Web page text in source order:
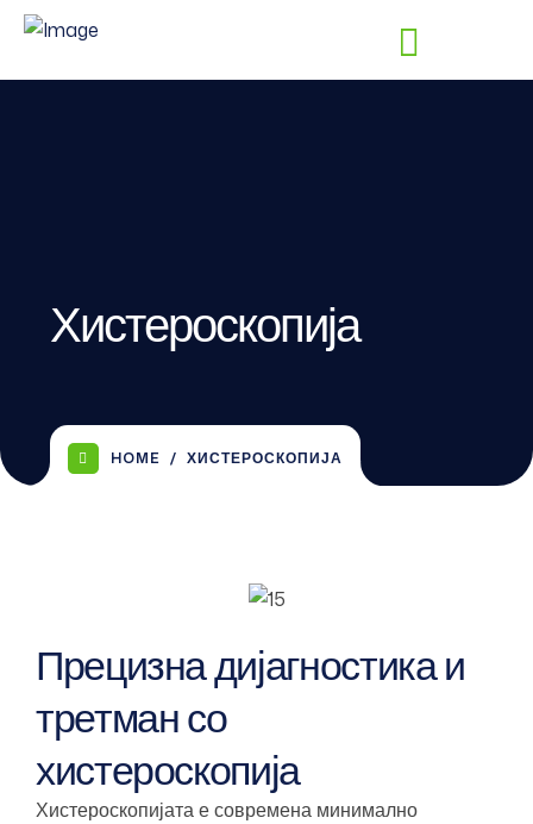
Хистероскопија
HOME ХИСТЕРОСКОПИЈА
Прецизна дијагностика и
третман со
хистероскопија
Хистероскопијата е современа минимално